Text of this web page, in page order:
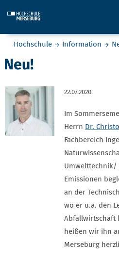
Sie befinden sich hier:
Hochschule Information
Neu!
22.07.2020
Im
Herrn Dr.
Fachbereich
Umwelttechnik/
Emissionen
an der
wo er u.a. den
Abfallwirtschaft
heißen wir ihn
Merseburg